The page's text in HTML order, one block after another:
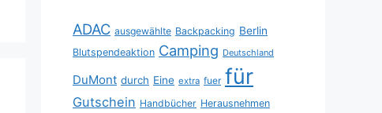
ADAC ausgewählte Backpacking Berlin
Blutspendeaktion Camping Deutschland
DuMont durch Eine extra fuer für
Gutschein Handbücher Herausnehmen